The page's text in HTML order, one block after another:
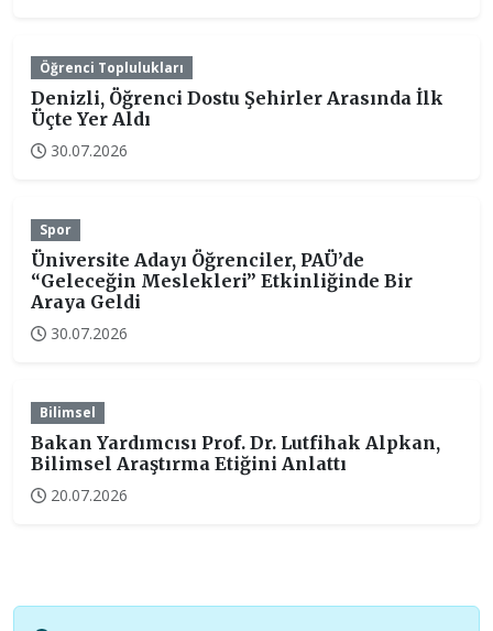
Öğrenci Toplulukları
Denizli, Öğrenci Dostu Şehirler Arasında İlk
Üçte Yer Aldı
30.07.2026
Spor
Üniversite Adayı Öğrenciler, PAÜ’de
“Geleceğin Meslekleri” Etkinliğinde Bir
Araya Geldi
30.07.2026
Bilimsel
Bakan Yardımcısı Prof. Dr. Lutfihak Alpkan,
Bilimsel Araştırma Etiğini Anlattı
20.07.2026